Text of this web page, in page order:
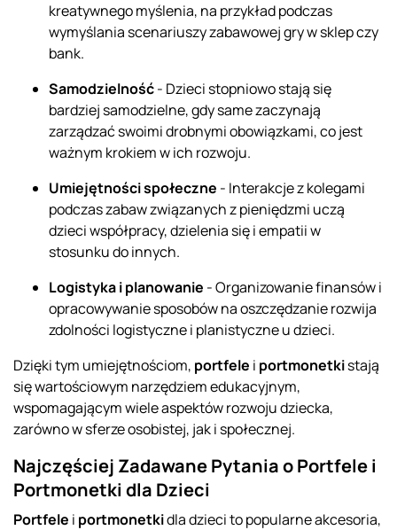
kreatywnego myślenia, na przykład podczas
wymyślania scenariuszy zabawowej gry w sklep czy
bank.
Samodzielność- Dzieci stopniowo stają się
bardziej samodzielne, gdy same zaczynają
zarządzać swoimi drobnymi obowiązkami, co jest
ważnym krokiem w ich rozwoju.
Umiejętności społeczne - Interakcje z kolegami
podczas zabaw związanych z pieniędzmi uczą
dzieci współpracy, dzielenia się i empatii w
stosunku do innych.
Logistyka i planowanie - Organizowanie finansów i
opracowywanie sposobów na oszczędzanie rozwija
zdolności logistyczne i planistyczne u dzieci.
Dzięki tym umiejętnościom, portfele i portmonetkistają
się wartościowym narzędziem edukacyjnym,
wspomagającym wiele aspektów rozwoju dziecka,
zarówno w sferze osobistej, jak i społecznej.
Najczęściej Zadawane Pytania o Portfele i
Portmonetki dla Dzieci
Portfele i portmonetkidla dzieci to popularne akcesoria,